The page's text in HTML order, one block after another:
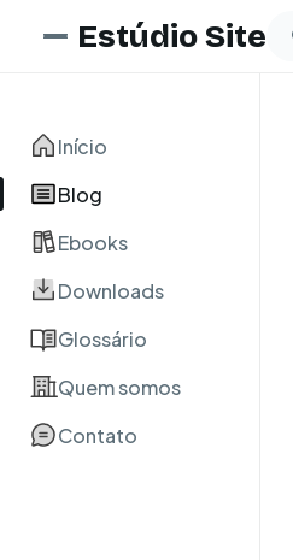
Estúdio Site
Início
Blog
Ebooks
Downloads
Glossário
Quem somos
Contato